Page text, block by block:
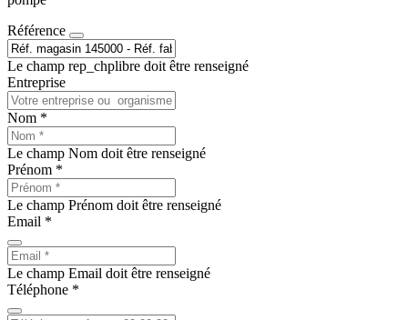
Référence
Le champ rep_chplibre doit être renseigné
Entreprise
Nom *
Le champ Nom doit être renseigné
Prénom *
Le champ Prénom doit être renseigné
Email *
Le champ Email doit être renseigné
Téléphone *